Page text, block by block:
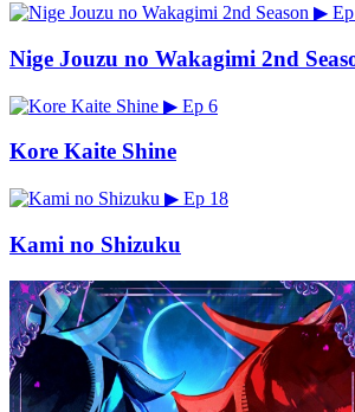
▶
Nige Jouzu no Wakagimi 2nd
▶ Ep 6
Kore Kaite Shine
▶ Ep 18
Kami no Shizuku